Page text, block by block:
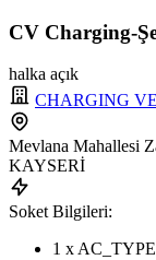
CV Charging-
halka açık
CHARGING
Mevlana Mahallesi
KAYSERİ
Soket Bilgileri:
1 x